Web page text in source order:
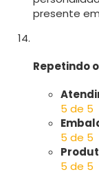
presente
Repetindo
5 de 5
5 de 5
5 de 5